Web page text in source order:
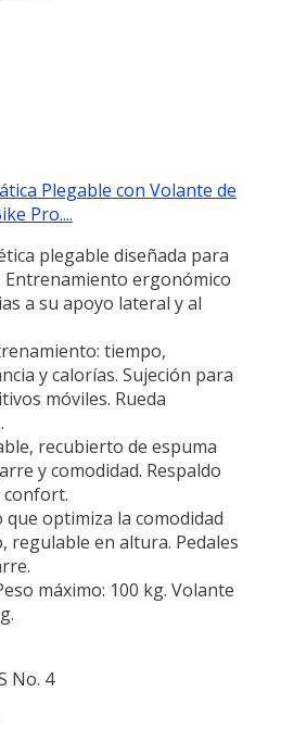
Plegable con Volante de
Pro....
plegable diseñada para
Entrenamiento ergonómico
a su apoyo lateral y al
tiempo,
y calorías. Sujeción para
móviles. Rueda
recubierto de espuma
y comodidad. Respaldo
confort.
que optimiza la comodidad
regulable en altura. Pedales
máximo: 100 kg. Volante
No. 4